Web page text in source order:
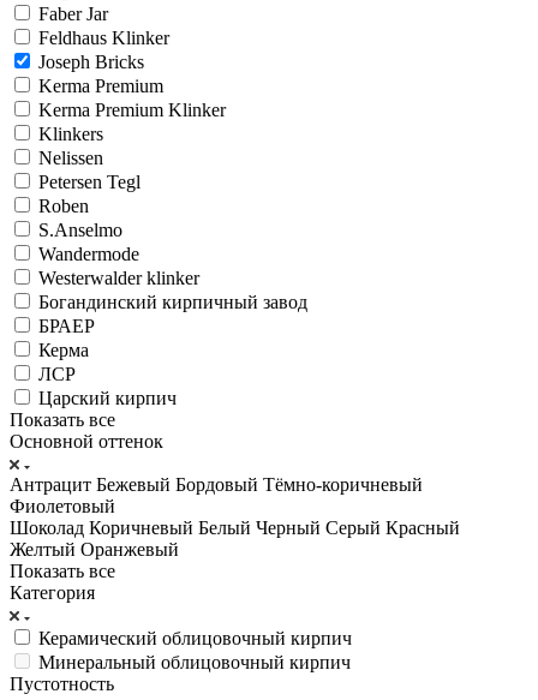
Faber Jar
Feldhaus Klinker
Joseph Bricks
Kerma Premium
Kerma Premium Klinker
Klinkers
Nelissen
Petersen Tegl
Roben
S.Anselmo
Wandermode
Westerwalder klinker
Богандинский кирпичный завод
БРАЕР
Керма
ЛСР
Царский кирпич
Показать все
Основной оттенок
Антрацит Бежевый Бордовый Тёмно-коричневый
Фиолетовый
Шоколад Коричневый Белый Черный Серый Красный
Желтый Оранжевый
Показать все
Категория
Керамический облицовочный кирпич
Минеральный облицовочный кирпич
Пустотность